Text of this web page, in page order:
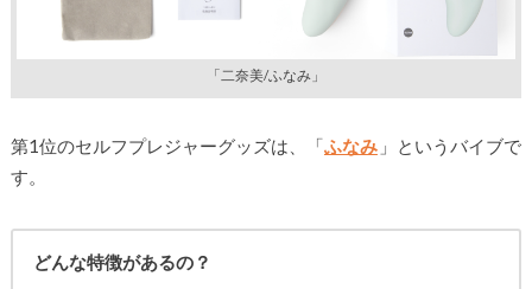
「二奈美/ふなみ」
第1位のセルフプレジャーグッズは、「ふなみ 」というバイブで
す。
どんな特徴があるの？